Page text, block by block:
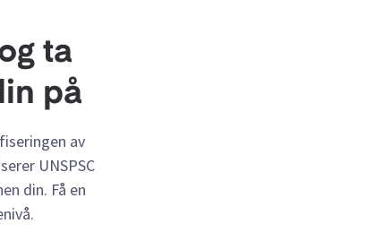
ta
på
av
UNSPSC
din. Få en